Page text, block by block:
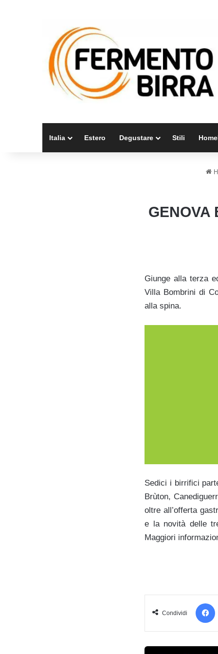
Italia Estero Degustare Stili
GENOVA
Giunge alla terza
Villa Bombrini di
alla spina.
Sedici i birrifici
Brùton,
oltre all’offerta
e la novità delle
Maggiori
Condividi